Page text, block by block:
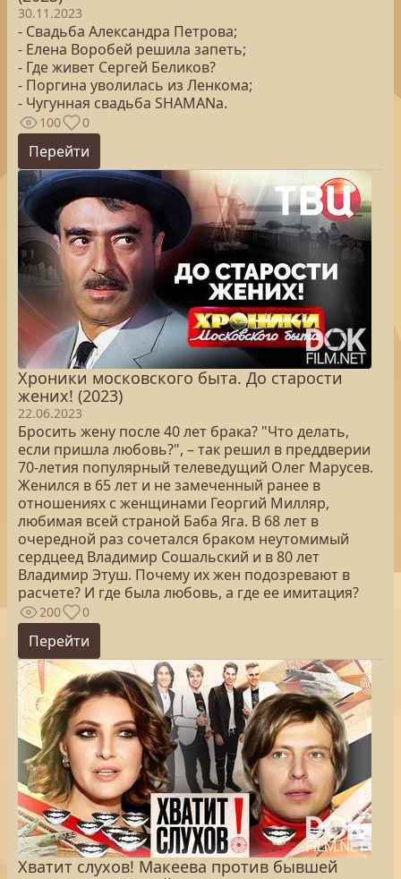
30.11.2023
- Свадьба Александра Петрова;
- Елена Воробей решила запеть;
- Где живет Сергей Беликов?
- Поргина уволилась из Ленкома;
- Чугунная свадьба SHAMANа.
100 0
Перейти
Хроники московского быта. До старости
жених! (2023)
22.06.2023
Бросить жену после 40 лет брака? "Что делать,
если пришла любовь?", – так решил в преддверии
70-летия популярный телеведущий Олег Марусев.
Женился в 65 лет и не замеченный ранее в
отношениях с женщинами Георгий Милляр,
любимая всей страной Баба Яга. В 68 лет в
очередной раз сочетался браком неутомимый
сердцеед Владимир Сошальский и в 80 лет
Владимир Этуш. Почему их жен подозревают в
расчете? И где была любовь, а где ее имитация?
200 0
Перейти
Хватит слухов! Макеева против бывшей